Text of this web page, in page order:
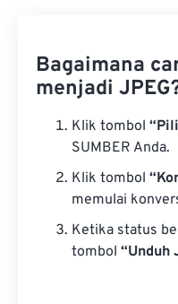
Bagaimana
menjadi
Klik tombol
SUMBER Anda.
Klik tombol
memulai
Ketika status
tombol “Unduh